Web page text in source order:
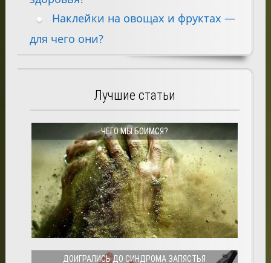
Наклейки на овощах и фруктах —
для чего они?
Лучшие статьи
ЧЕГО МЫ БОИМСЯ?
ДОИГРАЛИСЬ ДО СИНДРОМА ЗАПЯСТЬЯ